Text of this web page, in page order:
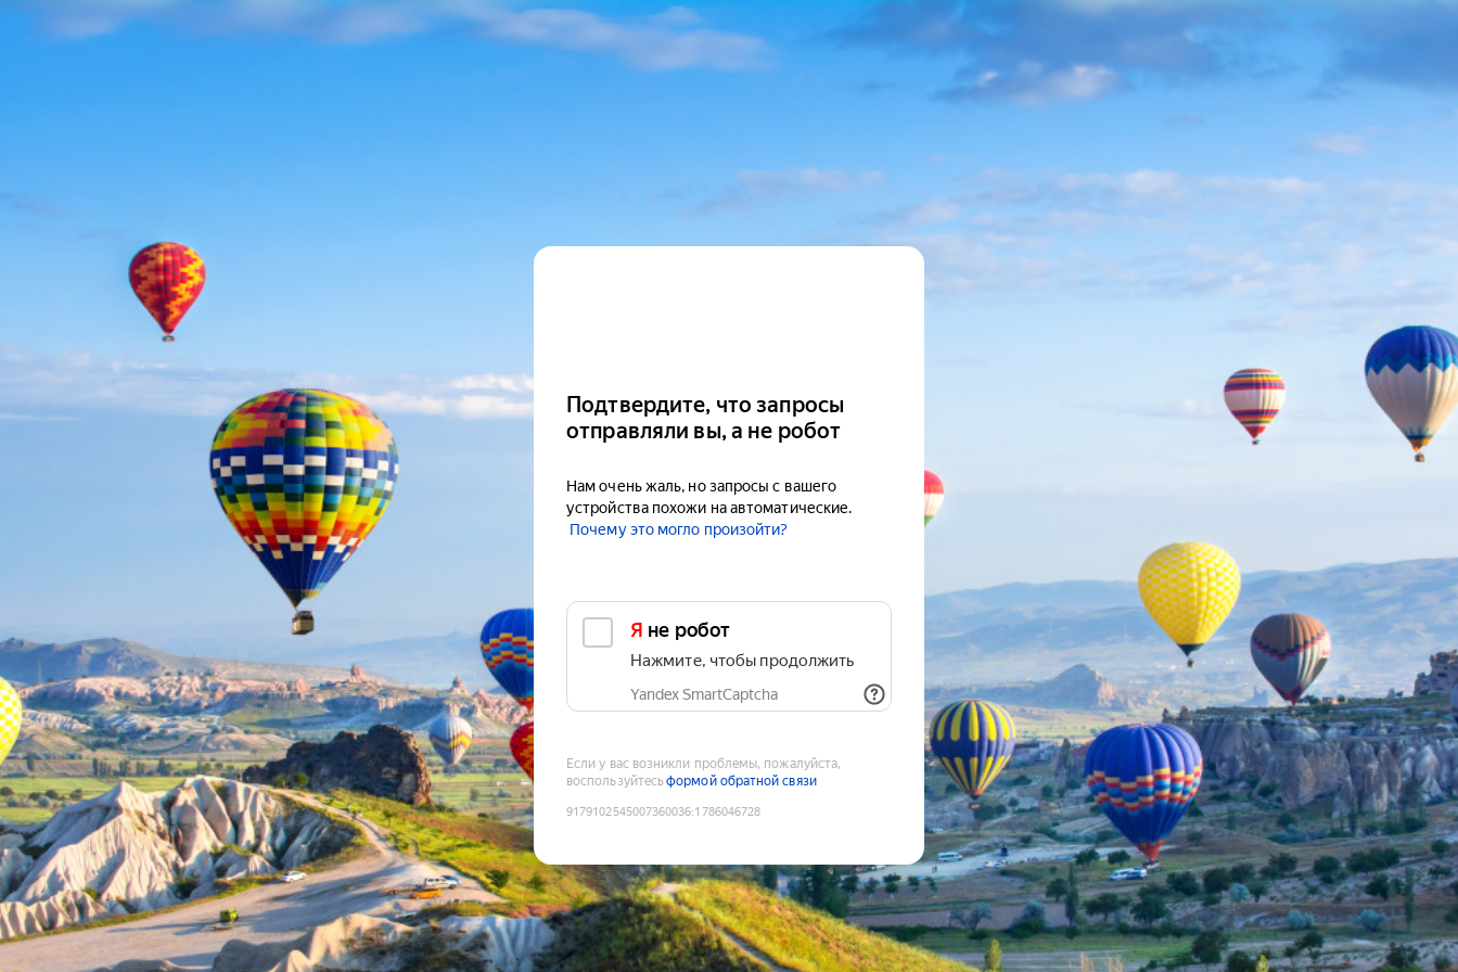
Подтвердите, что запросы
отправляли вы, а не робот
Нам очень жаль, но запросы с вашего
устройства похожи на автоматические.
Почему это могло произойти?
Я не робот
Нажмите, чтобы продолжить
Yandex SmartCaptcha
Если у вас возникли проблемы, пожалуйста,
воспользуйтесьформой обратной связи
9179102545007360036:1786046728